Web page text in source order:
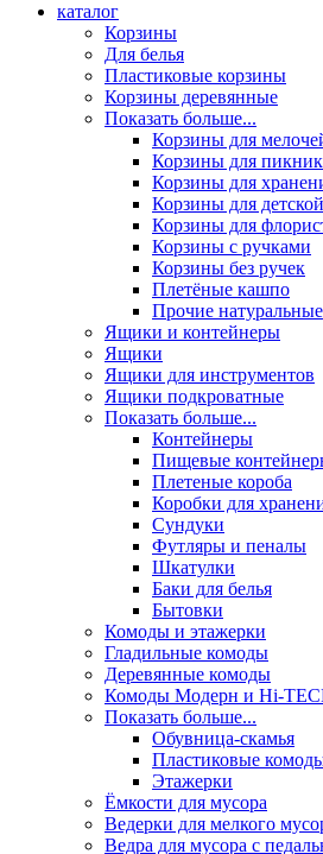
каталог
Корзины
Для белья
Пластиковые корзины
Корзины деревянные
Показать больше...
Корзины для
Корзины для
Корзины для
Корзины для
Корзины для
Корзины с ручками
Корзины без ручек
Плетёные кашпо
Прочие натуральные
Ящики и контейнеры
Ящики
Ящики для инструментов
Ящики подкроватные
Показать больше...
Контейнеры
Пищевые
Плетеные короба
Коробки для
Сундуки
Футляры и пеналы
Шкатулки
Баки для белья
Бытовки
Комоды и этажерки
Гладильные комоды
Деревянные комоды
Комоды Модерн и Hi-
Показать больше...
Обувница-скамья
Пластиковые
Этажерки
Ёмкости для мусора
Ведерки для мелкого
Ведра для мусора с